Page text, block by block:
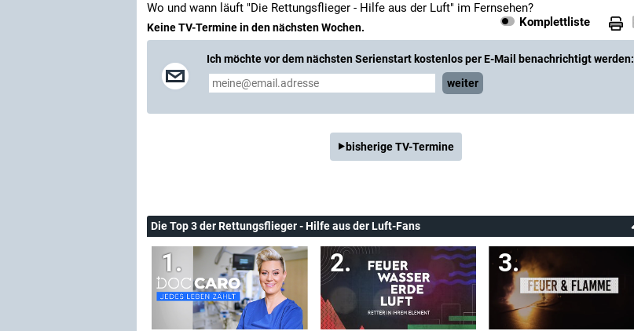
Wo und wann läuft "Die Rettungsflieger - Hilfe aus der Luft" im Fernsehen?
Komplettliste
Keine TV-Termine in den nächsten Wochen.
Ich möchte vor dem nächsten Serienstart kostenlos per E-Mail benachrichtigt werden:
weiter
bisherige TV-Termine
Die Top 3 der Rettungsflieger - Hilfe aus der Luft-Fans